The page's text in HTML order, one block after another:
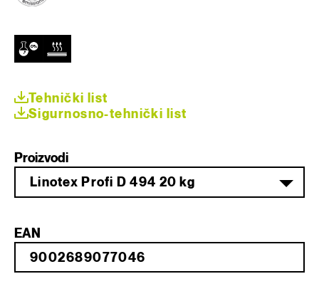
Tehnički list
Sigurnosno-tehnički list
Proizvodi
Linotex Profi D 494 20 kg
EAN